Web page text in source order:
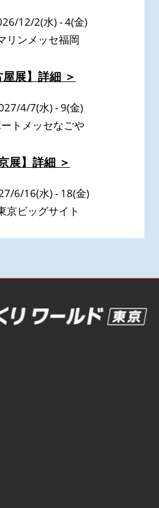
12/2(水) - 4(金)
リンメッセ福岡
屋展】詳細 ＞
4/7(水) - 9(金)
トメッセなごや
展】詳細 ＞
6/16(水) - 18(金)
京ビッグサイト